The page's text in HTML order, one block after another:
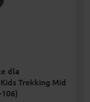
dla
Trekking Mid